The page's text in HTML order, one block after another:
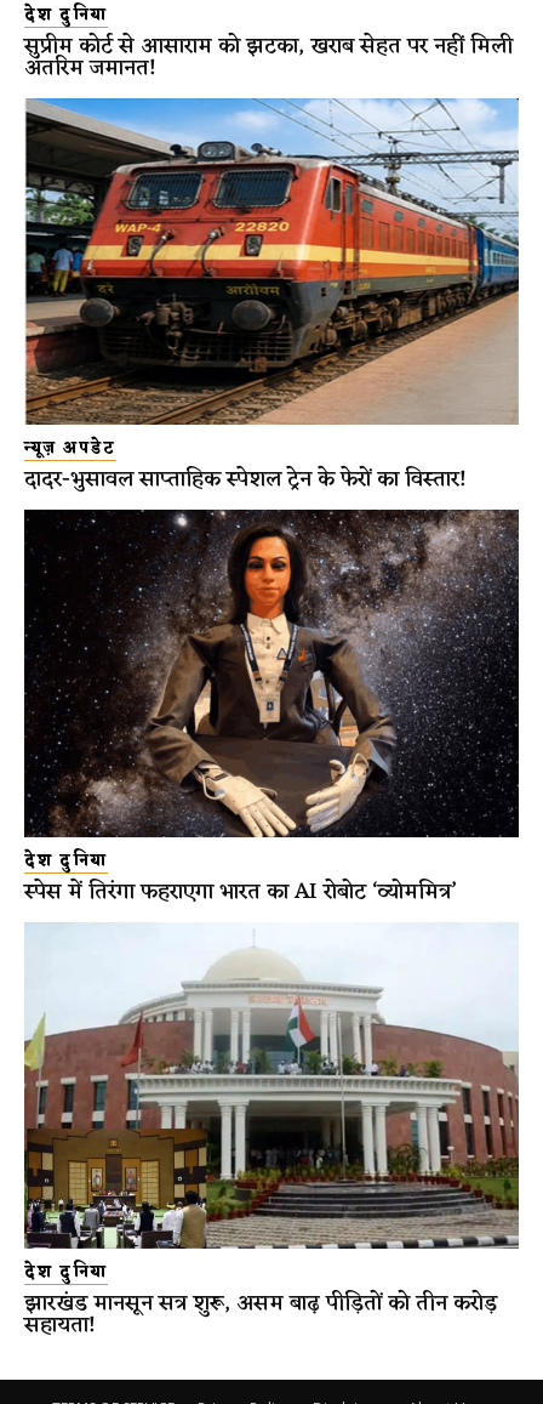
देश दुनिया
सुप्रीम कोर्ट से आसाराम को झटका, खराब सेहत पर नहीं मिली
अंतरिम जमानत!
न्यूज़ अपडेट
दादर-भुसावल साप्ताहिक स्पेशल ट्रेन के फेरों का विस्तार!
देश दुनिया
स्पेस में तिरंगा फहराएगा भारत का AI रोबोट ‘व्योममित्र’
देश दुनिया
झारखंड मानसून सत्र शुरू, असम बाढ़ पीड़ितों को तीन करोड़
सहायता!